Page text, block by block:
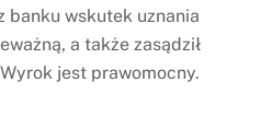
banku wskutek uznania
a także zasądził
jest prawomocny.